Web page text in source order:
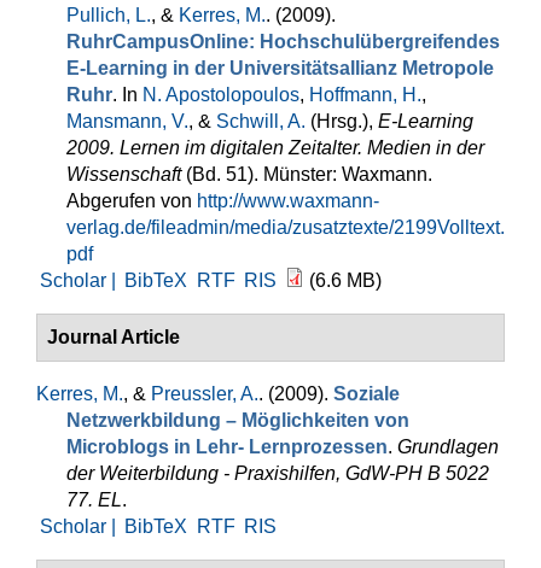
Pullich, L., & Kerres, M.. (2009).
RuhrCampusOnline: Hochschulübergreifendes
E-Learning in der Universitätsallianz Metropole
Ruhr. In N. Apostolopoulos, Hoffmann, H.,
Mansmann, V., & Schwill, A. (Hrsg.), E-Learning
2009. Lernen im digitalen Zeitalter. Medien in der
Wissenschaft(Bd. 51). Münster: Waxmann.
Abgerufen von http://www.waxmann-
verlag.de/fileadmin/media/zusatztexte/2199Volltext.
pdf
Scholar |
BibTeX RTF RIS (6.6 MB)
Journal Article
Kerres, M., & Preussler, A.. (2009). Soziale
Netzwerkbildung – Möglichkeiten von
Microblogs in Lehr- Lernprozessen. Grundlagen
der Weiterbildung - Praxishilfen, GdW-PH B 5022
77. EL.
Scholar |
BibTeX RTF RIS